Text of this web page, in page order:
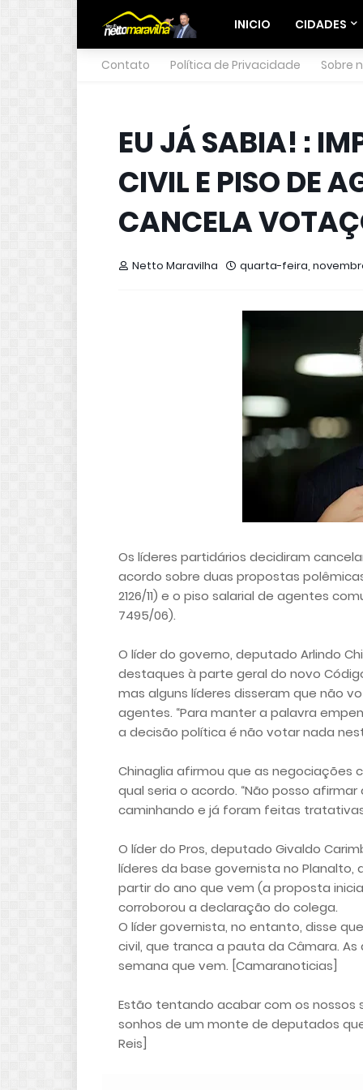
INICIO CIDADES
Contato Política de Privacidade Sobre
EU JÁ SABIA! :
CIVIL E PISO DE
CANCELA
Netto Maravilha quarta-feira, novembro
Os líderes partidários decidiram
acordo sobre duas propostas
2126/11) e o piso salarial de agentes
7495/06).
O líder do governo, deputado Arlindo
destaques à parte geral do novo
mas alguns líderes disseram que não
agentes. “Para manter a palavra
a decisão política é não votar nada
Chinaglia afirmou que as negociações
qual seria o acordo. “Não posso
caminhando e já foram feitas
O líder do Pros, deputado Givaldo
líderes da base governista no Planalto,
partir do ano que vem (a proposta
corroborou a declaração do colega.
O líder governista, no entanto, disse
civil, que tranca a pauta da Câmara.
semana que vem. [Camaranoticias]
Estão tentando acabar com os nossos
sonhos de um monte de deputados
Reis]